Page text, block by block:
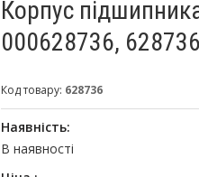
Корпус
000628736,
Код товару: 628736
Наявність:
В наявності